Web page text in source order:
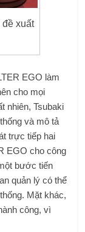
xuất
EGO làm
cho mọi
nhiên, Tsubaki
và mô tả
trực tiếp hai
EGO cho công
bước tiến
quản lý có thể
Mặt khác,
công, vì